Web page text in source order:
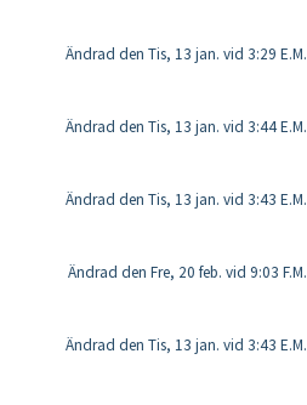
Ändrad den Tis, 13 jan. vid 3:29 E.M.
Ändrad den Tis, 13 jan. vid 3:44 E.M.
Ändrad den Tis, 13 jan. vid 3:43 E.M.
Ändrad den Fre, 20 feb. vid 9:03 F.M.
Ändrad den Tis, 13 jan. vid 3:43 E.M.